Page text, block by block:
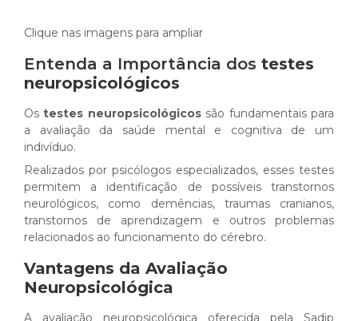
Clique nas imagens para ampliar
Entenda a Importância dos testes
neuropsicológicos
Ostestes neuropsicológicossão fundamentais para
a avaliação da saúde mental e cognitiva de um
indivíduo.
Realizados por psicólogos especializados, esses testes
permitem a identificação de possíveis transtornos
neurológicos, como demências, traumas cranianos,
transtornos de aprendizagem e outros problemas
relacionados ao funcionamento do cérebro.
Vantagens da Avaliação
Neuropsicológica
A avaliação neuropsicológica oferecida pela Sadip